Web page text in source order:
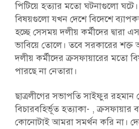
পিটিয়ে হত্যার মতো ঘটনাগুলো
বিষয়গুলো যখন দেশে বিদেশে
হচ্ছে সেসময় দলীয় কর্মীদের দ্বারা
ভাবিয়ে তোলে। তবে সরকারের শক্ত
দলীয় কর্মীদের ক্রসফায়ারের মতো
পারছে না নেতারা।
ছাত্রলীগের সভাপতি সাইফুর
বিচারবহির্ভূত হত্যাকা- , ক্রসফায়ার
কোনোটাই আমরা সমর্থন করি না।